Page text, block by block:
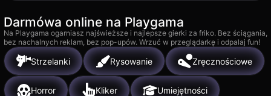
Darmówa online na Playgama
Na Playgama ogarniasz najświeższe i najlepsze gierki za friko. Bez ściągania,
bez nachalnych reklam, bez pop-upów. Wrzuć w przeglądarkę i odpalaj fun!
Strzelanki Rysowanie Zręcznościowe
Horror Kliker Umiejętności